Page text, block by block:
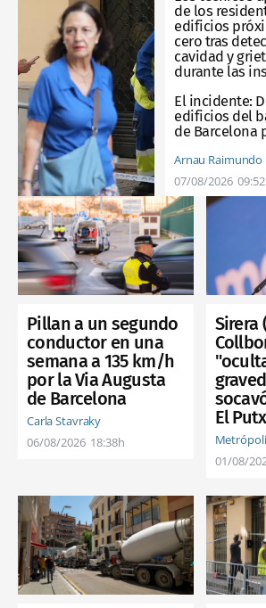
de los
edificios
cero tras
cavidad y
durante las
El incidente:
edificios del
de Barcelona
Arnau Raimundo
07/08/2026
Pillan a un segundo
conductor en una
semana a 135 km/h
por la Via Augusta
de Barcelona
Carla Stavraky
06/08/2026 18:38h
Sirera
El
Metrópoli
01/08/